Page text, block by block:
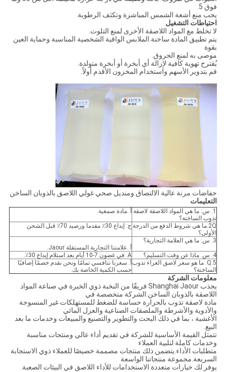
فوق 5.
يجب منع أشعة الشمس المباشرة وتكثف الرطوبة.
احتياطات التشغيل
لا تخلط مع المواد اللاصقة الأخرى لمنع التلوث.
يتم تطبيق المادة ساخنة.الملابس الواقية الشخصية المناسبة وحماية العين
بقوة
موصى به لمنع الحروق.
يُقترح تهوية كافية لإزالة أي أبخرة أو أبخرة متولدة.
قم بتدوير الأسهم واستخدام المخزون الأقدم أولاً.
حفاضات مرنة عالية الالتصاق ومنديل صحي غولي اللاصق بالذوبان الساخن
التعليمات
1. س: ما هي المواد اللاصقة لاصقة
تذوب الساخنة؟
أ .مادة صمغية.
2Q.ما هي شروط الدفع من الدرجة
الأولى؟
ج: إيداع 30٪ مقدما ورصيد 70٪ قبل الشحن.
3. س: ما هي العلامة التجارية؟
أ .علامتنا التجارية المستقلة Jaour.
4. س. ماذا عن وقت التسليم؟
A. في غضون 7-10 أيام بعد استلام إيداع 30٪.
5.Q. ما هو سعر لاصق الغراء تذوب
الساخنة؟
أ. سعرنا تنافسي تمامًا ونحن نقدم خصمًا إضافيًا
حسب الكمية الخاصة بك.
معلومات الشركة
يجذب Shanghai Jaour فريقًا من النخبة ذوي الخبرة في صناعة المواد
اللاصقة بالذوبان الساخن.الشركة متخصصة في
مادة لاصقة تذوب بالحرارة حساسة للضغط للمستهلكات غير المنسوجة
والأدوية والأشرطة والملصقات الصناعية والعزل المائي
الأغشية ، بما في ذلك البحث والتطوير والتصنيع والمبيعات وخدمات ما بعد
البيع.
تتمثل القيمة الأساسية للشركة في تقديم أداء عالي ومنتجات مناسبة
وخدمات كاملة لتلبية العملاء
متطلبات الأداء.يتضمن ذلك منتجات مصممة خصيصًا للعملاء ذوي الاستجابة
السريعة.مجموعة منتجاتنا الواسعة
يوفر لك خيارات متعددة الاستخدامات للأداء اللاصق في البيئات الصعبة.